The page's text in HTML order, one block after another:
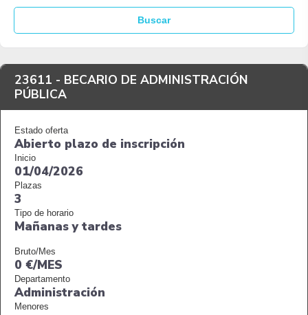
Buscar
23611 - BECARIO DE ADMINISTRACIÓN
PÚBLICA
Estado oferta
Abierto plazo de inscripción
Inicio
01/04/2026
Plazas
3
Tipo de horario
Mañanas y tardes
Bruto/Mes
0 €/MES
Departamento
Administración
Menores